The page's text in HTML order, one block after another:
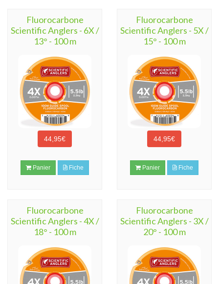
Fluorocarbone
Scientific Anglers - 6X /
13° - 100 m
44,95€
Panier Fiche
Fluorocarbone
Scientific Anglers - 5X /
15° - 100 m
44,95€
Panier Fiche
Fluorocarbone
Scientific Anglers - 4X /
18° - 100 m
Fluorocarbone
Scientific Anglers - 3X /
20° - 100 m